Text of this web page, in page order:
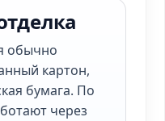
обычно
картон,
бумага. По
через